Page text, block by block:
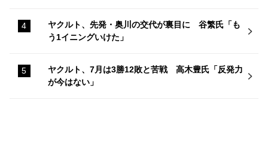
ヤクルト、先発・奥川の交代が裏目に 谷繁氏「も
う1イニングいけた」
ヤクルト、7月は3勝12敗と苦戦 高木豊氏「反発力
が今はない」